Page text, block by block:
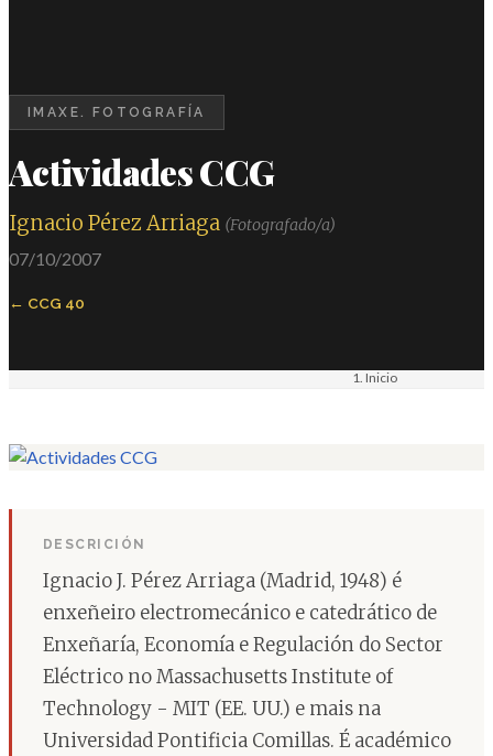
IMAXE. FOTOGRAFÍA
Actividades CCG
Ignacio Pérez Arriaga (Fotografado/a)
07/10/2007
CCG 40
Inicio
DESCRICIÓN
Ignacio J. Pérez Arriaga (Madrid, 1948) é
enxeñeiro electromecánico e catedrático de
Enxeñaría, Economía e Regulación do Sector
Eléctrico no Massachusetts Institute of
Technology - MIT (EE. UU.) e mais na
Universidad Pontificia Comillas. É académico